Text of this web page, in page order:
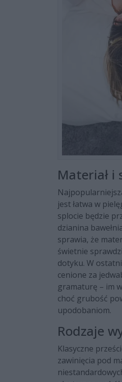
Materiał
jest łatwa w
splocie będzie
dzianina
sprawia, że
świetnie
dotyku. W
cenione za
gramaturę – im
choć grubość
upodobaniom.
Rodzaje
Klasyczne
zawinięcia pod